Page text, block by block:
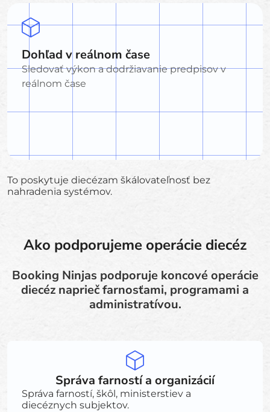
Dohľad v reálnom čase
Sledovať výkon a dodržiavanie predpisov v
reálnom čase
To poskytuje diecézam škálovateľnosť bez
nahradenia systémov.
Ako podporujeme operácie diecéz
Booking Ninjas podporuje koncové operácie
diecéz naprieč farnosťami, programami a
administratívou.
Správa farností a organizácií
Správa farností, škôl, ministerstiev a
diecéznych subjektov.